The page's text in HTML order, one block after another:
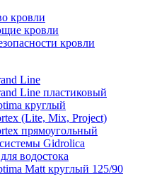
кровли
кровли
кровли
Line
Line пластиковый
круглый
(Lite, Mix, Project)
прямоугольный
Gidrolica
водостока
Matt круглый 125/90